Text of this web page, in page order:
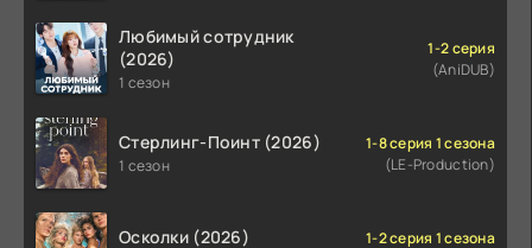
Любимый сотрудник
(2026)
1 сезон
1-2 серия
(AniDUB)
Стерлинг-Поинт (2026)
1 сезон
1-8 серия 1 сезона
(LE-Production)
Осколки (2026)
1-2 серия 1 сезона